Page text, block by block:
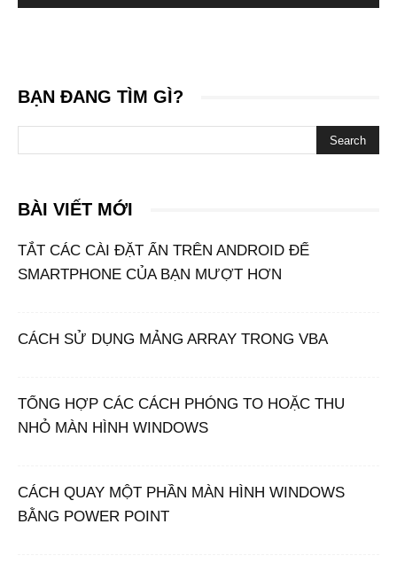
BẠN ĐANG TÌM GÌ?
BÀI VIẾT MỚI
TẮT CÁC CÀI ĐẶT ẨN TRÊN ANDROID ĐỂ
SMARTPHONE CỦA BẠN MƯỢT HƠN
CÁCH SỬ DỤNG MẢNG ARRAY TRONG VBA
TỔNG HỢP CÁC CÁCH PHÓNG TO HOẶC THU
NHỎ MÀN HÌNH WINDOWS
CÁCH QUAY MỘT PHẦN MÀN HÌNH WINDOWS
BẰNG POWER POINT